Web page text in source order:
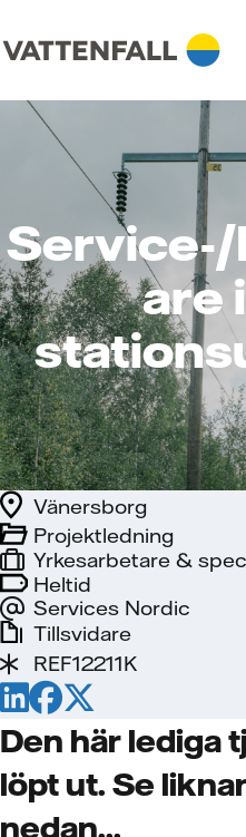
are
Heltid
Services Nordic
Projektledning
Vänersborg
Yrkesarbetare &
Tillsvidare
REF12211K
Den här lediga
löpt ut. Se
nedan...